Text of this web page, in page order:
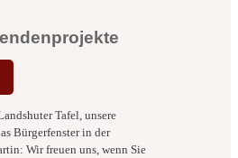
Tafel, unsere
Bürgerfenster in der
Wir freuen uns, wenn Sie